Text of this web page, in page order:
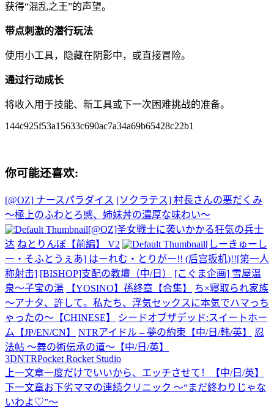
获得“混乱之王”的声望。
带点刺激的潜行玩法
使用小工具，隐藏在阴影中，或直接冒险。
通过行动成长
将收入用于技能、新工具或下一次困难挑战的准备。
144c925f53a15633c690ac7a34a69b65428c22b1
你可能还喜欢:
[@OZ] ナースパラダイス [ソクラテス] 村長さんの悪だくみ
～極上のふわとろ感、姉妹丼の濃厚な味わい～
[@OZ]圣女戦士に袭いかかる狂気の兵士
达 ねとりんぼ【前編】 V2
[しーきゅーし
ー・そふとうぇあ] はーれむ・とりがー!! (后宫扳机)!![第一人
称射击] [BISHOP]支配の教壇（中/日）
[こぐま企画] 雪屋温
泉～子宝の湯
【YOSINO】孫终章【合集】
ち×寝取られ家族
～アナタ、許して。私たち、浮気セックスに本気でハマっち
ゃったの～【CHINESE】
シードオブザデッド:スイートホー
ム【JP/EN/CN】
NTRアイドル – 夢の約束【中/日/韩/英】
忍
法帖 ～舞の術伝承の道～【中/日/英】
3DNTRPocket Rocket Studio
文
章
上一文章一度だけでいいから、エッチさせて！【中/日/英】
下一文章お下劣ママの連続クリニック ～“まだ終わりじゃな
いわよ♡”～